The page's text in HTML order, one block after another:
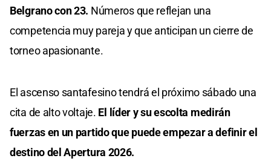
Belgrano con 23. Números que reflejan una
competencia muy pareja y que anticipan un cierre de
torneo apasionante.
El ascenso santafesino tendrá el próximo sábado una
cita de alto voltaje. El líder y su escolta medirán
fuerzas en un partido que puede empezar a definir el
destino del Apertura 2026.